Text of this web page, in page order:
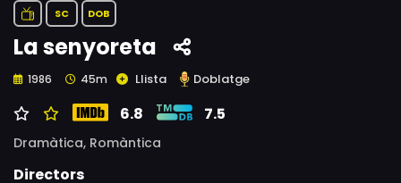
SC DOB
La senyoreta
1986 45m Llista Doblatge
6.8 7.5
Dramàtica, Romàntica
Directors